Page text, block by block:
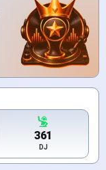
361
DJ